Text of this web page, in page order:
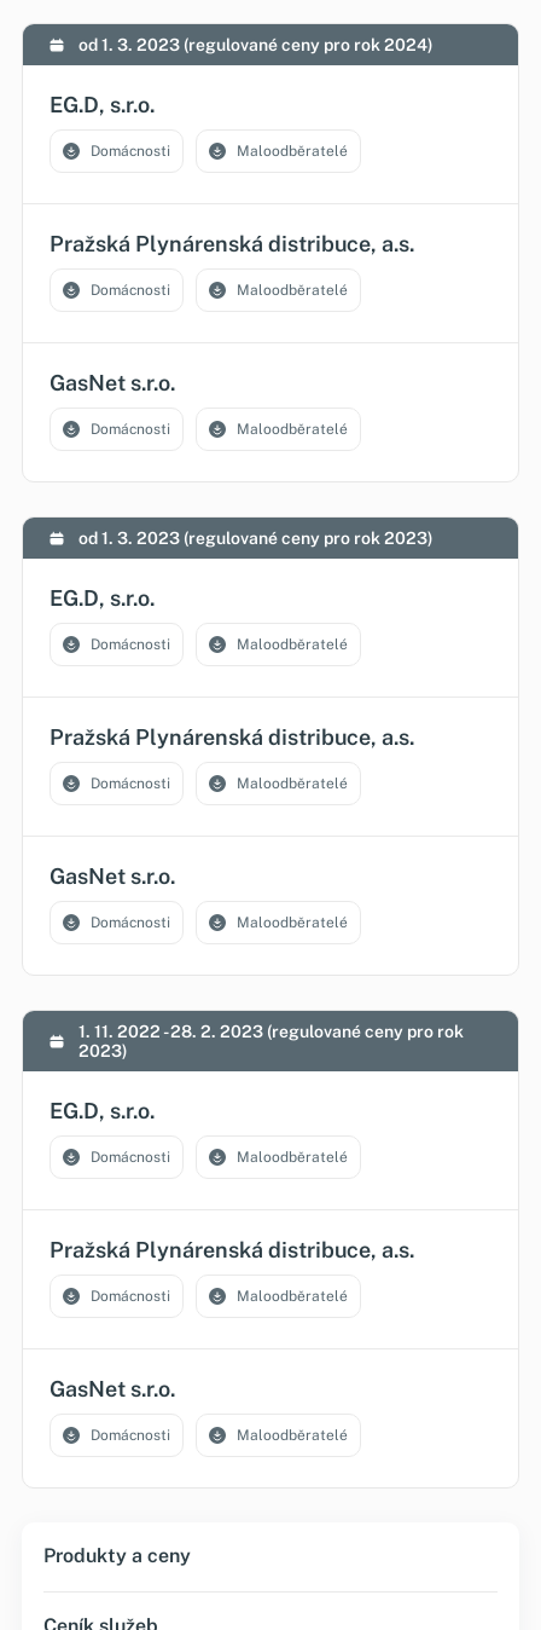
od 1. 3. 2023 (regulované ceny pro rok 2024)
EG.D, s.r.o.
Domácnosti Maloodběratelé
Pražská Plynárenská distribuce, a.s.
Domácnosti Maloodběratelé
GasNet s.r.o.
Domácnosti Maloodběratelé
od 1. 3. 2023 (regulované ceny pro rok 2023)
EG.D, s.r.o.
Domácnosti Maloodběratelé
Pražská Plynárenská distribuce, a.s.
Domácnosti Maloodběratelé
GasNet s.r.o.
Domácnosti Maloodběratelé
1. 11. 2022 - 28. 2. 2023 (regulované ceny pro rok
2023)
EG.D, s.r.o.
Domácnosti Maloodběratelé
Pražská Plynárenská distribuce, a.s.
Domácnosti Maloodběratelé
GasNet s.r.o.
Domácnosti Maloodběratelé
Produkty a ceny